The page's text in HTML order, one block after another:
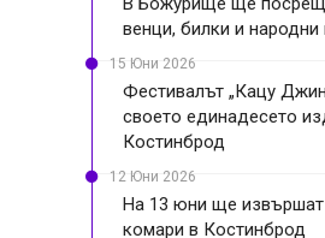
венци, билки и народни
15 Юни 2026
Фестивалът „Кацу
своето единадесето
Костинброд
12 Юни 2026
На 13 юни ще
комари в Костинброд